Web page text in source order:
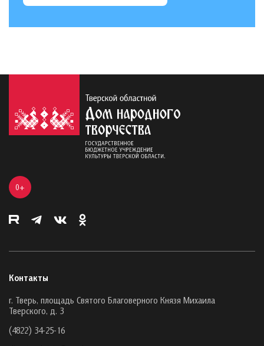
0+
Контакты
г. Тверь, площадь Святого Благоверного Князя Михаила
Тверского, д. 3
(4822) 34-25-16